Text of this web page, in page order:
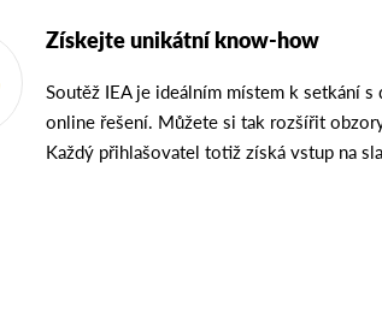
Získejte unikátní know-how
Soutěž IEA je ideálním místem k setkání
online řešení. Můžete si tak rozšířit
Každý přihlašovatel totiž získá vstup na